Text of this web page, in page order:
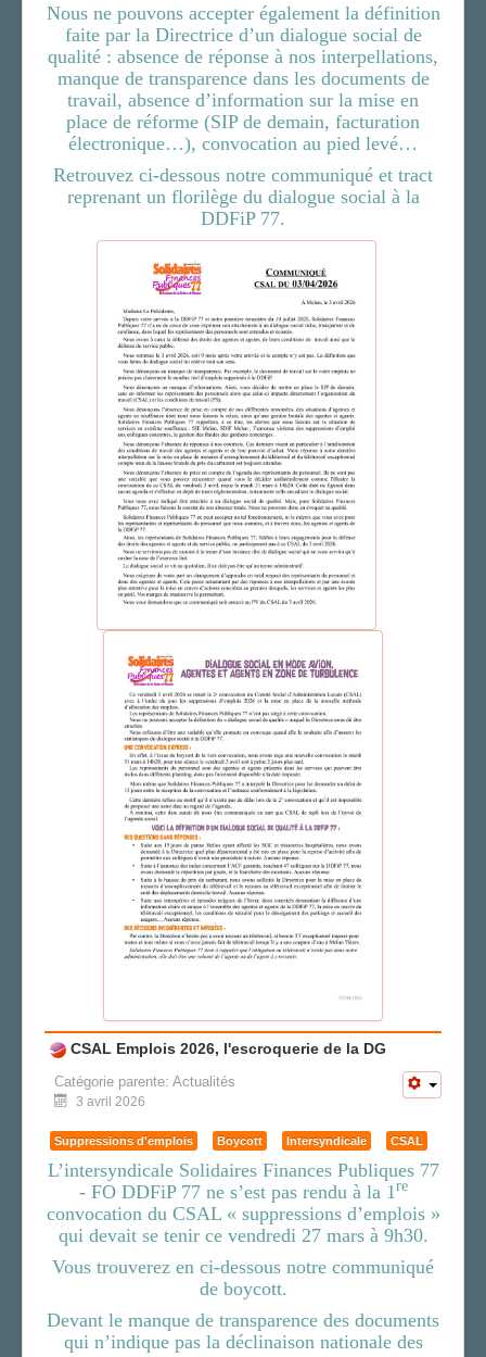
Nous ne pouvons accepter également la définition
faite par la Directrice d’un dialogue social de
qualité : absence de réponse à nos interpellations,
manque de transparence dans les documents de
travail, absence d’information sur la mise en
place de réforme (SIP de demain, facturation
électronique…), convocation au pied levé…
Retrouvez ci-dessous notre communiqué et tract
reprenant un florilège du dialogue social à la
DDFiP 77.
CSAL Emplois 2026, l'escroquerie de la DG
Catégorie parente: Actualités
3 avril 2026
Suppressions d'emplois Boycott Intersyndicale CSAL
L’intersyndicale Solidaires Finances Publiques 77
- FO DDFiP 77 ne s’est pas rendu à la 1 re
convocation du CSAL « suppressions d’emplois »
qui devait se tenir ce vendredi 27 mars à 9h30.
Vous trouverez en ci-dessous notre communiqué
de boycott.
Devant le manque de transparence des documents
qui n’indique pas la déclinaison nationale des